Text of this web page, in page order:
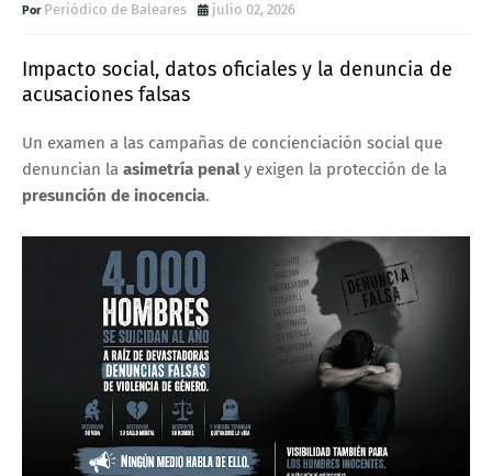
Periódico de Baleares julio 02, 2026
Impacto social, datos oficiales y la denuncia de
acusaciones falsas
Un examen a las campañas de concienciación social que
denuncian la asimetría penaly exigen la protección de la
presunción de inocencia.